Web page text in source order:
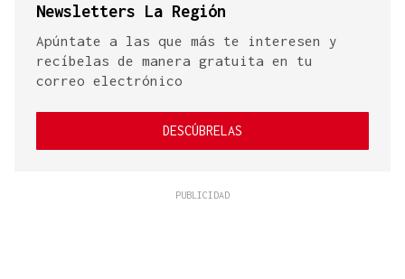
Newsletters La Región
Apúntate a las que más te interesen y
recíbelas de manera gratuita en tu
correo electrónico
DESCÚBRELAS